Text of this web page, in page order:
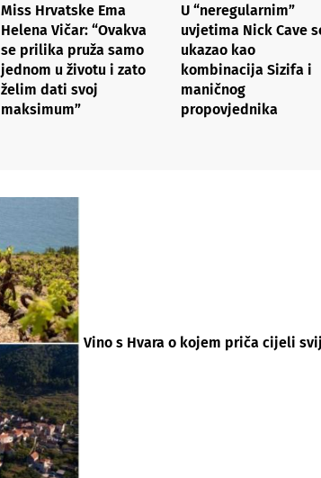
Miss Hrvatske Ema
Helena Vičar: “Ovakva
se prilika pruža samo
jednom u životu i zato
želim dati svoj
maksimum”
U “neregularnim”
uvjetima Nick Cave
ukazao kao
kombinacija Sizifa i
maničnog
propovjednika
Vino s Hvara o kojem priča cijeli